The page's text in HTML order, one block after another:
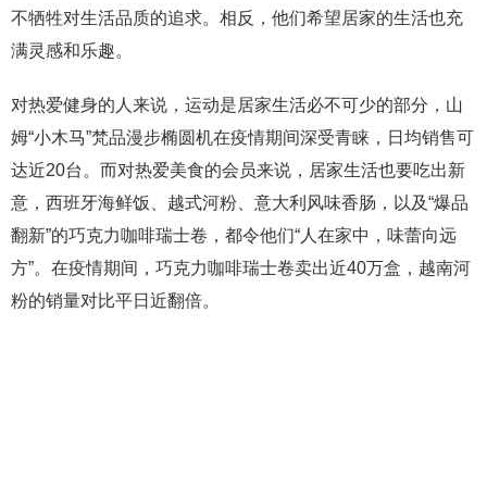
不牺牲对生活品质的追求。相反，他们希望居家的生活也充
满灵感和乐趣。
对热爱健身的人来说，运动是居家生活必不可少的部分，山
姆“小木马”梵品漫步椭圆机在疫情期间深受青睐，日均销售可
达近20台。而对热爱美食的会员来说，居家生活也要吃出新
意，西班牙海鲜饭、越式河粉、意大利风味香肠，以及“爆品
翻新”的巧克力咖啡瑞士卷，都令他们“人在家中，味蕾向远
方”。在疫情期间，巧克力咖啡瑞士卷卖出近40万盒，越南河
粉的销量对比平日近翻倍。